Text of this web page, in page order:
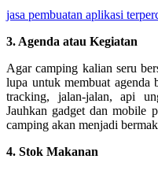
jasa pembuatan aplikasi
3. Agenda atau Kegiatan
Agar camping kalian seru
lupa untuk membuat agenda
tracking, jalan-jalan, api
Jauhkan gadget dan mobile
camping akan menjadi
4. Stok Makanan